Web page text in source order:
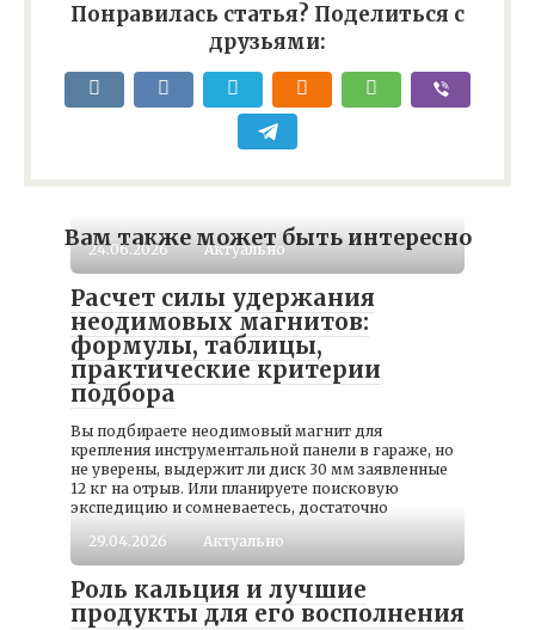
Понравилась статья? Поделиться с
друзьями:
Вам также может быть интересно
24.06.2026 Актуально
Расчет силы удержания
неодимовых магнитов:
формулы, таблицы,
практические критерии
подбора
Вы подбираете неодимовый магнит для
крепления инструментальной панели в гараже, но
не уверены, выдержит ли диск 30 мм заявленные
12 кг на отрыв. Или планируете поисковую
экспедицию и сомневаетесь, достаточно
29.04.2026
Актуально
Роль кальция и лучшие
продукты для его восполнения